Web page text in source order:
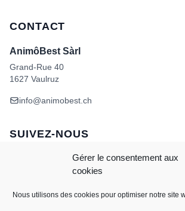
Gérer le consentement aux
cookies
Nous utilisons des cookies pour optimiser notre site
CONTACT
AnimôBest Sàrl
Grand-Rue 40
1627 Vaulruz
info@animobest.ch
SUIVEZ-NOUS